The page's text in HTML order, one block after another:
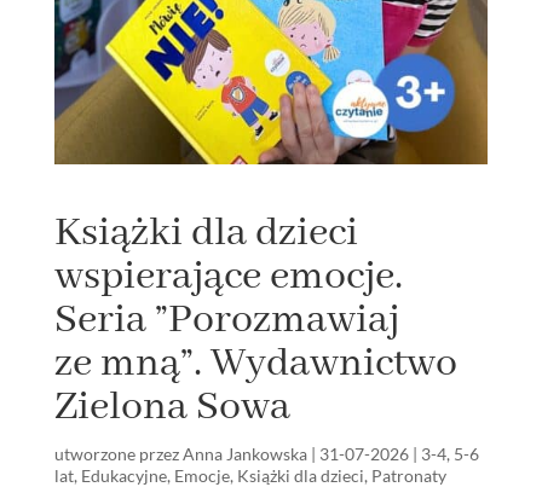
Książki dla dzieci
wspierające emocje.
Seria ”Porozmawiaj
ze mną”. Wydawnictwo
Zielona Sowa
utworzone przezAnna Jankowska| 31-07-2026| 3-4, 5-6
lat, Edukacyjne, Emocje, Książki dla dzieci, Patronaty